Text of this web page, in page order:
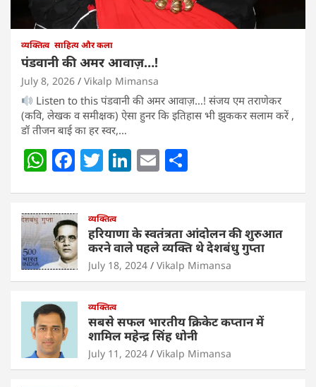
व्यक्तित्व साहित्य और कला
पंडवानी की अमर आवाज़…!
July 8, 2026 Vikalp Mimansa
Listen to this पंडवानी की अमर आवाज़…! संजय एम तराणेकर
(कवि, लेखक व समीक्षक) ऐसा हुनर कि इतिहास भी झुककर सलाम करें ,
डॉ तीजन बाई का हर स्वर,…
W
at
s
A
p
p
F
c
e
b
o
o
T
er
Li
e
dI
n
E
l e
व्यक्तित्व
हरियाणा के स्वतंत्रता आंदोलन की शुरुआत
करने वाले पहले व्यक्ति थे देशबंधु गुप्ता
July 18, 2024 Vikalp Mimansa
व्यक्तित्व
सबसे सफल भारतीय क्रिकेट कप्तान में
शामिल महेन्द्र सिंह धोनी
July 11, 2024 Vikalp Mimansa